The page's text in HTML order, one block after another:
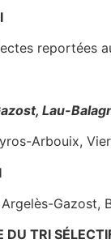
reportées
Lau-
Arbouix,
Gazost,
DU TRI